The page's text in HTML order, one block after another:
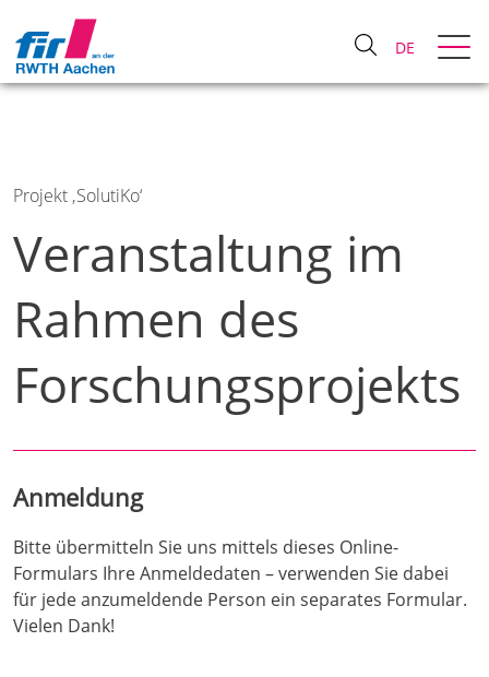
DE
Projekt ‚SolutiKo‘
Veranstaltung im
Rahmen des
Forschungsprojekts
Anmeldung
Bitte übermitteln Sie uns mittels dieses Online-
Formulars Ihre Anmeldedaten – verwenden Sie dabei
für jede anzumeldende Person ein separates Formular.
Vielen Dank!